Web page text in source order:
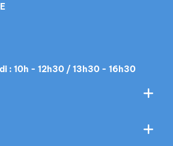
: 10h - 12h30 / 13h30 - 16h30